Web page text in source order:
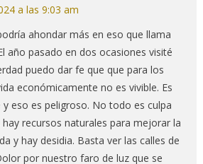
a las 9:03 am
ahondar más en eso que llama
año pasado en dos ocasiones visité
puedo dar fe que que para los
económicamente no es vivible. Es
eso es peligroso. No todo es culpa
recursos naturales para mejorar la
y hay desidia. Basta ver las calles de
por nuestro faro de luz que se